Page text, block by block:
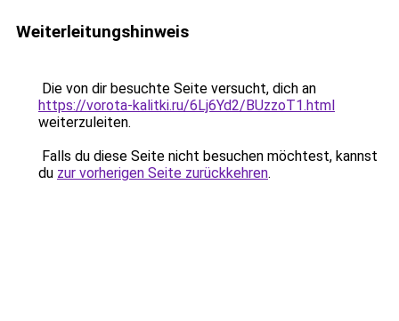
Weiterleitungshinweis
Die von dir besuchte Seite versucht, dich an
https://vorota-kalitki.ru/6Lj6Yd2/BUzzoT1.html
weiterzuleiten.
Falls du diese Seite nicht besuchen möchtest, kannst
du zur vorherigen Seite zurückkehren.